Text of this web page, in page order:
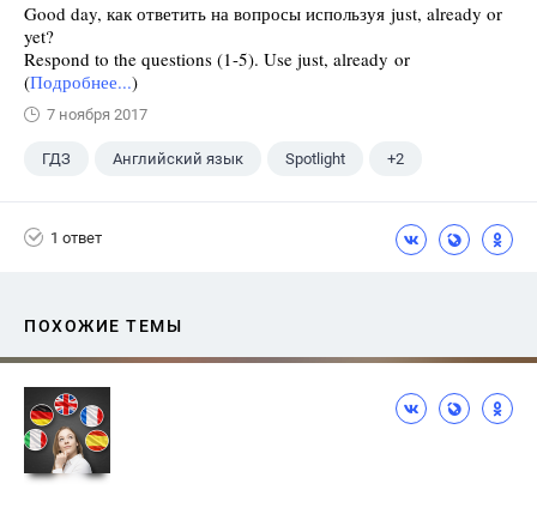
Good day, как ответить на вопросы используя just, already or
yet?
Respond to the questions (1-5). Use just, already or
(Подробнее...)
7 ноября 2017
ГДЗ Английский язык Spotlight +2
1 ответ
ПОХОЖИЕ ТЕМЫ